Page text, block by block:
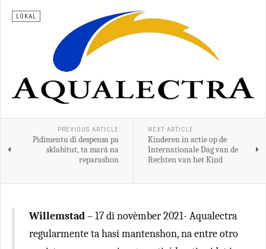
LOKAL
PREVIOUS ARTICLE
Pidimentu di despensa pa
sklabitut, ta mará na
reparashon
NEXT ARTICLE
Kinderen in actie op de
Internationale Dag van de
Rechten van het Kind
Willemstad– 17 di novèmber 2021- Aqualectra
regularmente ta hasi mantenshon, na entre otro